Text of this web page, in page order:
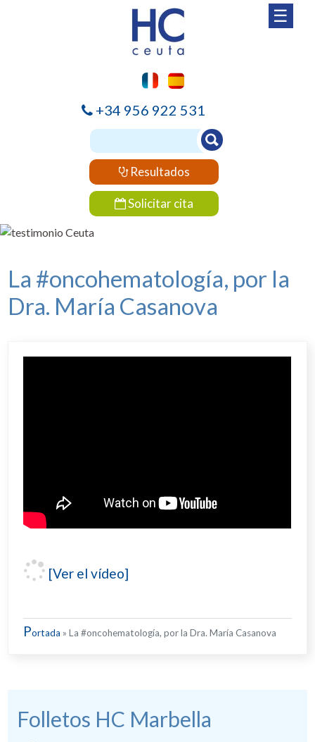
☰
+34 956 922 531
Resultados
Solicitar cita
La #oncohematología, por la
Dra. María Casanova
[Ver el vídeo]
Portada »La #oncohematología, por la Dra. María Casanova
Folletos HC Marbella